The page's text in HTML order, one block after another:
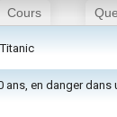
Cours
ans, en danger